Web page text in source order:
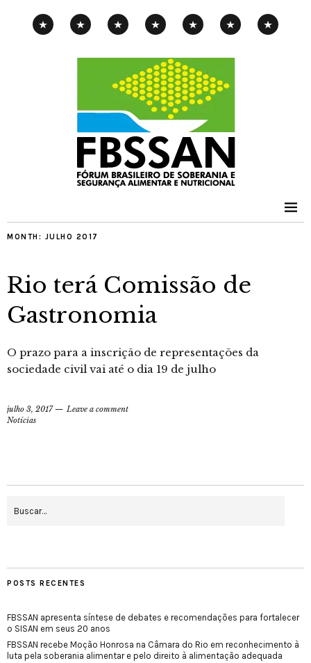
MONTH: JULHO 2017
Rio terá Comissão de
Gastronomia
O prazo para a inscrição de representações da
sociedade civil vai até o dia 19 de julho
julho 3, 2017
Leave a comment
Notícias
POSTS RECENTES
FBSSAN apresenta síntese de debates e recomendações para fortalecer
o SISAN em seus 20 anos
FBSSAN recebe Moção Honrosa na Câmara do Rio em reconhecimento à
luta pela soberania alimentar e pelo direito à alimentação adequada